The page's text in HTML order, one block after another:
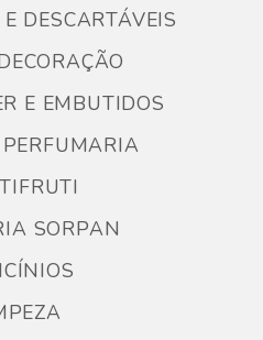
DESCARTÁVEIS
E EMBUTIDOS
SORPAN